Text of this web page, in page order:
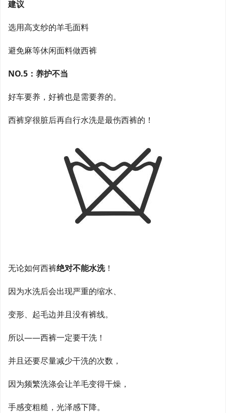
建议
选用高支纱的羊毛面料
避免麻等休闲面料做西裤
NO.5：养护不当
好车要养，好裤也是需要养的。
西裤穿很脏后再自行水洗是最伤西裤的！
无论如何西裤绝对不能水洗！
因为水洗后会出现严重的缩水、
变形、起毛边并且没有裤线。
所以——西裤一定要干洗！
并且还要尽量减少干洗的次数，
因为频繁洗涤会让羊毛变得干燥，
手感变粗糙，光泽感下降。